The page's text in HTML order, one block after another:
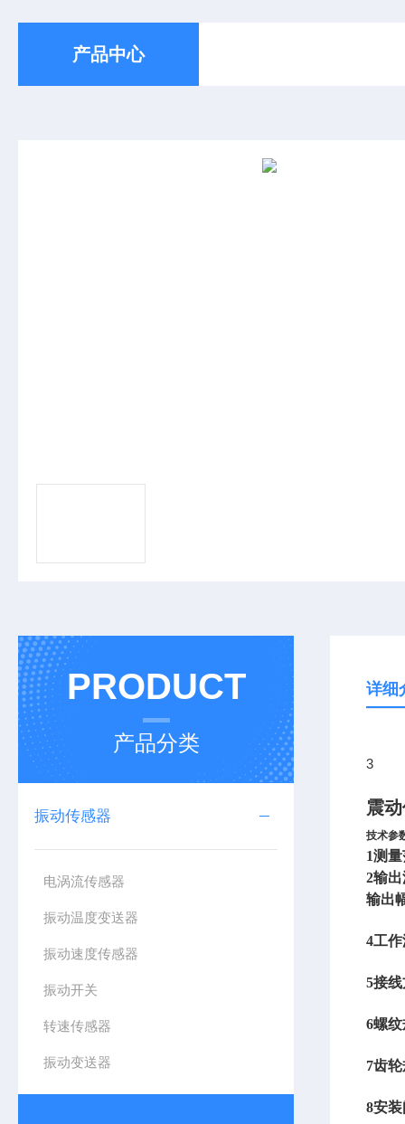
产品中心
PRODUCT
产品分类
振动传感器
电涡流传感器
振动温度变送器
振动速度传感器
振动开关
转速传感器
振动变送器
详细
3
震
技术参
1测量
2输
输出
4工
5接
6螺纹
7齿
8安装